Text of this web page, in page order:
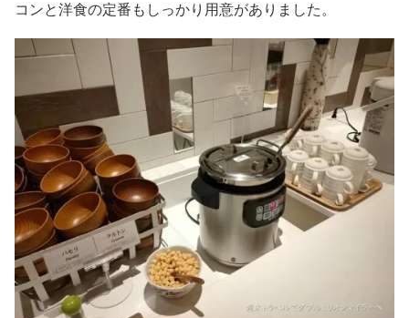
コンと洋食の定番もしっかり用意がありました。